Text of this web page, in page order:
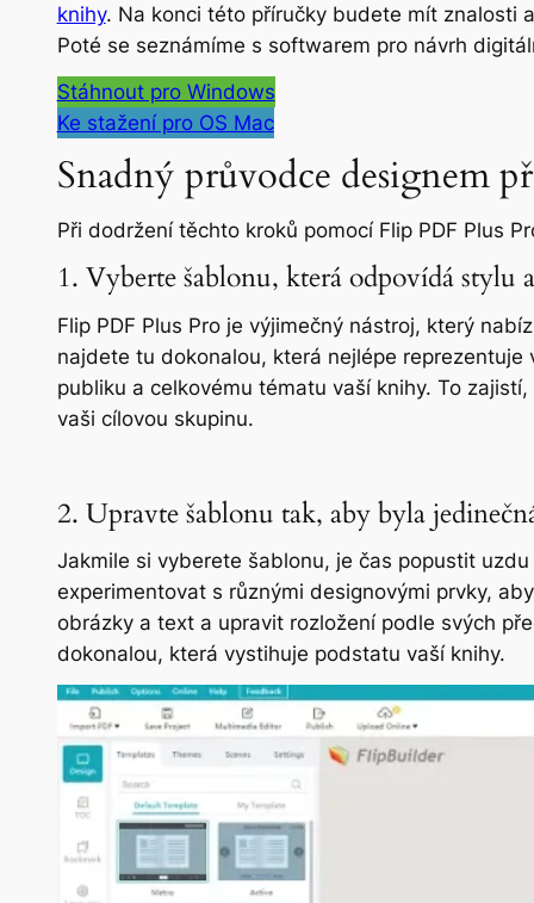
knihy. Na konci této příručky budete mít znalosti
Poté se seznámíme s softwarem pro návrh
Stáhnout pro Windows
Ke stažení pro OS Mac
Snadný průvodce designem
Při dodržení těchto kroků pomocí Flip PDF Plus
1. Vyberte šablonu, která odpovídá stylu
Flip PDF Plus Pro je výjimečný nástroj, který
najdete tu dokonalou, která nejlépe
publiku a celkovému tématu vaší knihy. To
vaši cílovou skupinu.
2. Upravte šablonu tak, aby byla
Jakmile si vyberete šablonu, je čas popustit
experimentovat s různými designovými prvky,
obrázky a text a upravit rozložení podle svých
dokonalou, která vystihuje podstatu vaší knihy.